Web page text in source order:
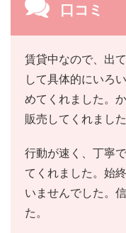
口コミ
賃貸中なので、出
して具体的にいろ
めてくれました。
販売してくれました
行動が速く、丁寧
てくれました。始
いませんでした。
た。